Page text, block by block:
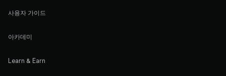
사용자 가이드
아카데미
Learn & Earn